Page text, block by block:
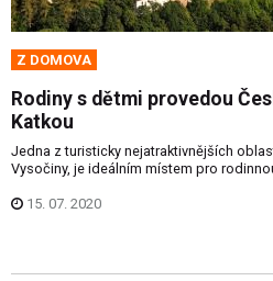
Z DOMOVA
Rodiny s dětmi provedou
Katkou
Jedna z turisticky nejatraktivnějších
Vysočiny, je ideálním místem pro
15. 07. 2020